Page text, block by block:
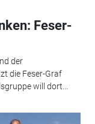
Feser-
der
die Feser-Graf
will dort...